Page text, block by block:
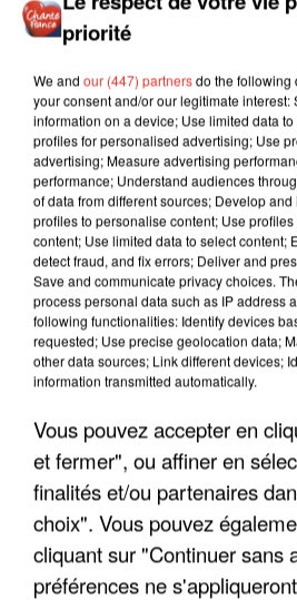
FRANCE
"JE SUIS À
ENFOIRÉS"
priorité
We and our (447) partnersdo the following
your consent and/or our legitimate interest:
information on a device; Use limited data
profiles for personalised advertising; Use
advertising; Measure advertising
performance; Understand audiences
of data from different sources; Develop
profiles to personalise content; Use
content; Use limited data to select content;
detect fraud, and fix errors; Deliver and
Save and communicate privacy choices.
process personal data such as IP address
following functionalities: Identify devices
requested; Use precise geolocation data;
other data sources; Link different devices;
information transmitted automatically.
Vous pouvez accepter en
et fermer", ou affiner en
finalités et/ou partenaires
choix". Vous pouvez
cliquant sur "Continuer sans
préférences ne